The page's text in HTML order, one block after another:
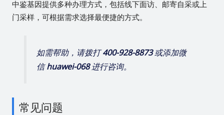
中鉴基因提供多种办理方式，包括线下面访、邮寄自采或上
门采样，可根据需求选择最便捷的方式。
如需帮助，请拨打400-928-8873或添加微
信huawei-068进行咨询。
常见问题